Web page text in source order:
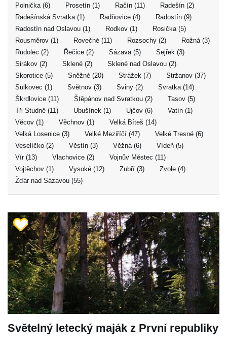
Polnička (6)
Prosetín (1) Račín (11)
Radešín (2)
Radešínská Svratka (1)
Radňovice (4)
Radostín (9)
Radostín nad Oslavou (1)
Rodkov (1)
Rosička (5)
Rousměrov (1)
Rovečné (11) Rozsochy (2)
Rožná (3)
Rudolec (2)
Řečice (2) Sázava (5)
Sejřek (3)
Sirákov (2)
Sklené (2)
Sklené nad Oslavou (2)
Skorotice (5)
Sněžné (20) Strážek (7)
Stržanov (37)
Sulkovec (1)
Světnov (3) Sviny (2)
Svratka (14)
Škrdlovice (11)
Štěpánov nad Svratkou (2)
Tasov (5)
Tři Studně (11)
Ubušínek (1) Ujčov (6)
Vatín (1)
Věcov (1)
Věchnov (1)
Velká Bíteš (14)
Velká Losenice (3)
Velké Meziříčí (47)
Velké Tresné (6)
Veselíčko (2)
Věstín (3) Věžná (6)
Vídeň (5)
Vír (13)
Vlachovice (2)
Vojnův Městec (11)
Vojtěchov (1)
Vysoké (12) Zubří (3)
Zvole (4)
Žďár nad Sázavou (55)
Světelný letecký maják z První republiky